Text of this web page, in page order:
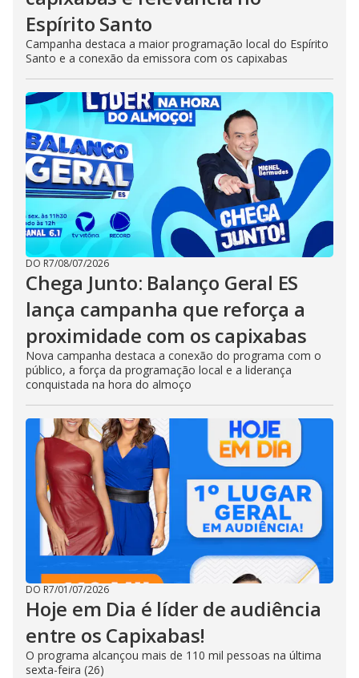
Espírito Santo
Campanha destaca a maior programação local do Espírito
Santo e a conexão da emissora com os capixabas
DO R7/08/07/2026
Chega Junto: Balanço Geral ES
lança campanha que reforça a
proximidade com os capixabas
Nova campanha destaca a conexão do programa com o
público, a força da programação local e a liderança
conquistada na hora do almoço
DO R7/01/07/2026
Hoje em Dia é líder de audiência
entre os Capixabas!
O programa alcançou mais de 110 mil pessoas na última
sexta-feira (26)